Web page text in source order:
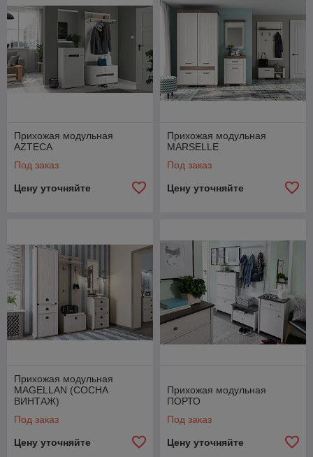
Прихожая модульная
AZTECA
Под заказ
Цену уточняйте
Прихожая модульная
MARSELLE
Под заказ
Цену уточняйте
Прихожая модульная
MAGELLAN (СОСНА
ВИНТАЖ)
Под заказ
Цену уточняйте
Прихожая модульная
ПОРТО
Под заказ
Цену уточняйте